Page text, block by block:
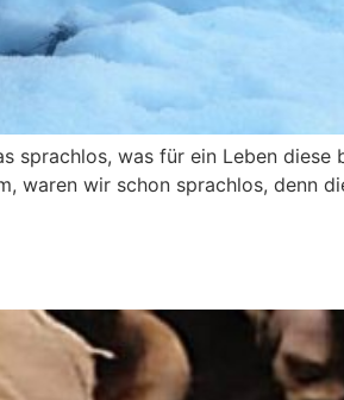
sprachlos, was für ein Leben diese
waren wir schon sprachlos, denn